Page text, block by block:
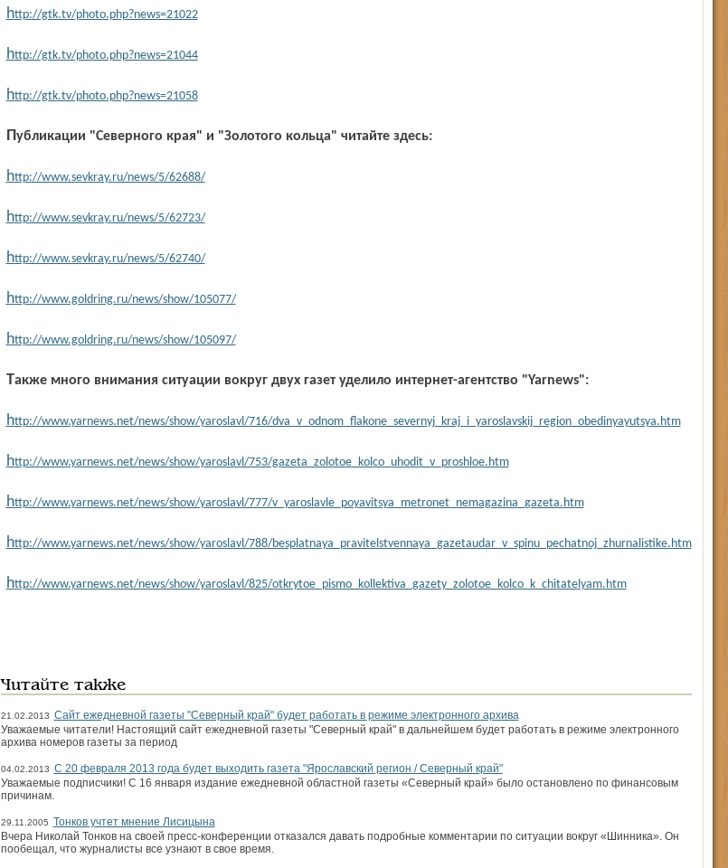
http://gtk.tv/photo.php?news=21022
http://gtk.tv/photo.php?news=21044
http://gtk.tv/photo.php?news=21058
Публикации "Северного края" и "Золотого кольца" читайте здесь:
http://www.sevkray.ru/news/5/62688/
http://www.sevkray.ru/news/5/62723/
http://www.sevkray.ru/news/5/62740/
http://www.goldring.ru/news/show/105077/
http://www.goldring.ru/news/show/105097/
Также много внимания ситуации вокруг двух газет уделило интернет-агентство "Yarnews":
http://www.yarnews.net/news/show/yaroslavl/716/dva_v_odnom_flakone_severnyj_kraj_i_yaroslavskij_region_obedinyayutsya.htm
http://www.yarnews.net/news/show/yaroslavl/753/gazeta_zolotoe_kolco_uhodit_v_proshloe.htm
http://www.yarnews.net/news/show/yaroslavl/777/v_yaroslavle_poyavitsya_metronet_nemagazina_gazeta.htm
http://www.yarnews.net/news/show/yaroslavl/788/besplatnaya_pravitelstvennaya_gazetaudar_v_spinu_pechatnoj_zhurnalistike.htm
http://www.yarnews.net/news/show/yaroslavl/825/otkrytoe_pismo_kollektiva_gazety_zolotoe_kolco_k_chitatelyam.htm
Читайте также
21.02.2013 Сайт ежедневной газеты "Северный край" будет работать в режиме электронного архива
Уважаемые читатели! Настоящий сайт ежедневной газеты "Северный край" в дальнейшем будет работать в режиме электронного
архива номеров газеты за период
04.02.2013 С 20 февраля 2013 года будет выходить газета "Ярославский регион / Северный край"
Уважаемые подписчики! С 16 января издание ежедневной областной газеты «Северный край» было остановлено по финансовым
причинам.
29.11.2005 Тонков учтет мнение Лисицына
Вчера Николай Тонков на своей пресс-конференции отказался давать подробные комментарии по ситуации вокруг «Шинника». Он
пообещал, что журналисты все узнают в свое время.